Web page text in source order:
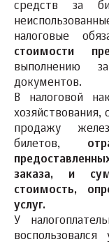
средств за
налоговые
стоимости
выполнению
документов.
В налоговой
продажу
билетов,
заказа, и
стоимость,
услуг.
У